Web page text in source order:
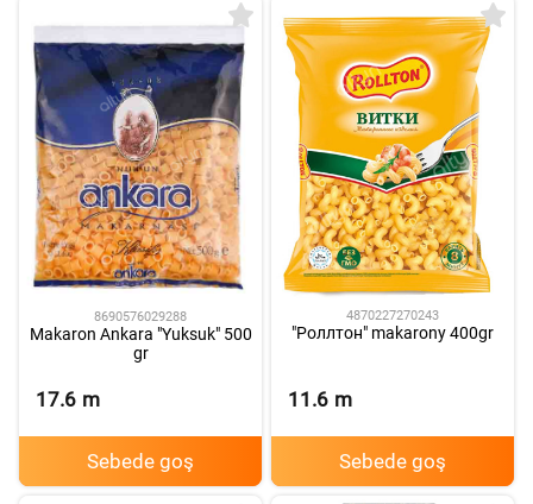
8690576029288
Makaron Ankara "Yuksuk" 500
gr
17.6 m
Sebede goş
4870227270243
"Роллтон" makarony 400gr
11.6 m
Sebede goş